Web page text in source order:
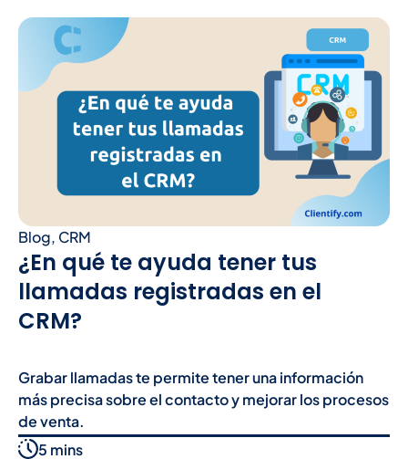
Blog, CRM
¿En qué te ayuda tener tus
llamadas registradas en el
CRM?
Grabar llamadas te permite tener una información
más precisa sobre el contacto y mejorar los procesos
de venta.
5 mins